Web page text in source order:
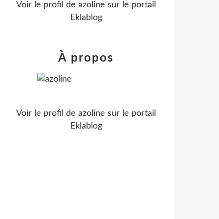
Voir le profil de azoline sur le portail
Eklablog
À propos
Voir le profil de azoline sur le portail
Eklablog